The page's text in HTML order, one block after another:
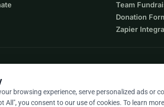
Team
Donation
Zapier
browsing experience, serve personalized ads or
All", you consent to our use of cookies. To learn